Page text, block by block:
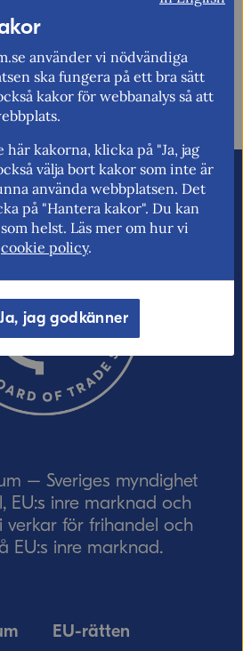
glöm inte att ange
vill ha svar från oss!)
2022-07-11
– Sveriges myndighet
EU:s inre marknad och
verkar för frihandel och
EU:s inre marknad.
EU-rätten
använder vi nödvändiga
ska fungera på ett bra sätt
kakor för webbanalys så att
kakorna, klicka på "Ja, jag
välja bort kakor som inte är
använda webbplatsen. Det
på "Hantera kakor". Du kan
helst. Läs mer om hur vi
cookie policy.
Ja, jag godkänner